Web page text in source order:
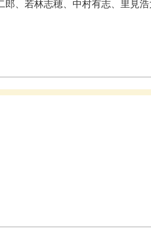
郎 若林志穂 中村有志 里見浩